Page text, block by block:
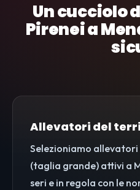
Un cucciolo
Pirenei a
Allevatori del
Selezioniamo allevatori
(taglia grande) attivi a
seri e in regola con le